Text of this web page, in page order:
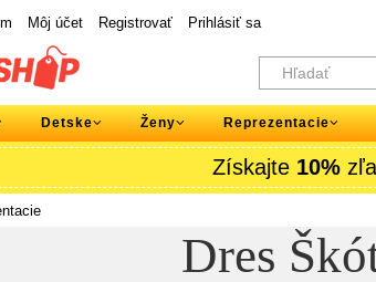
Môj účet Registrovať Prihlásiť sa
Detske Ženy Reprezentacie
Získajte 10%
Dres